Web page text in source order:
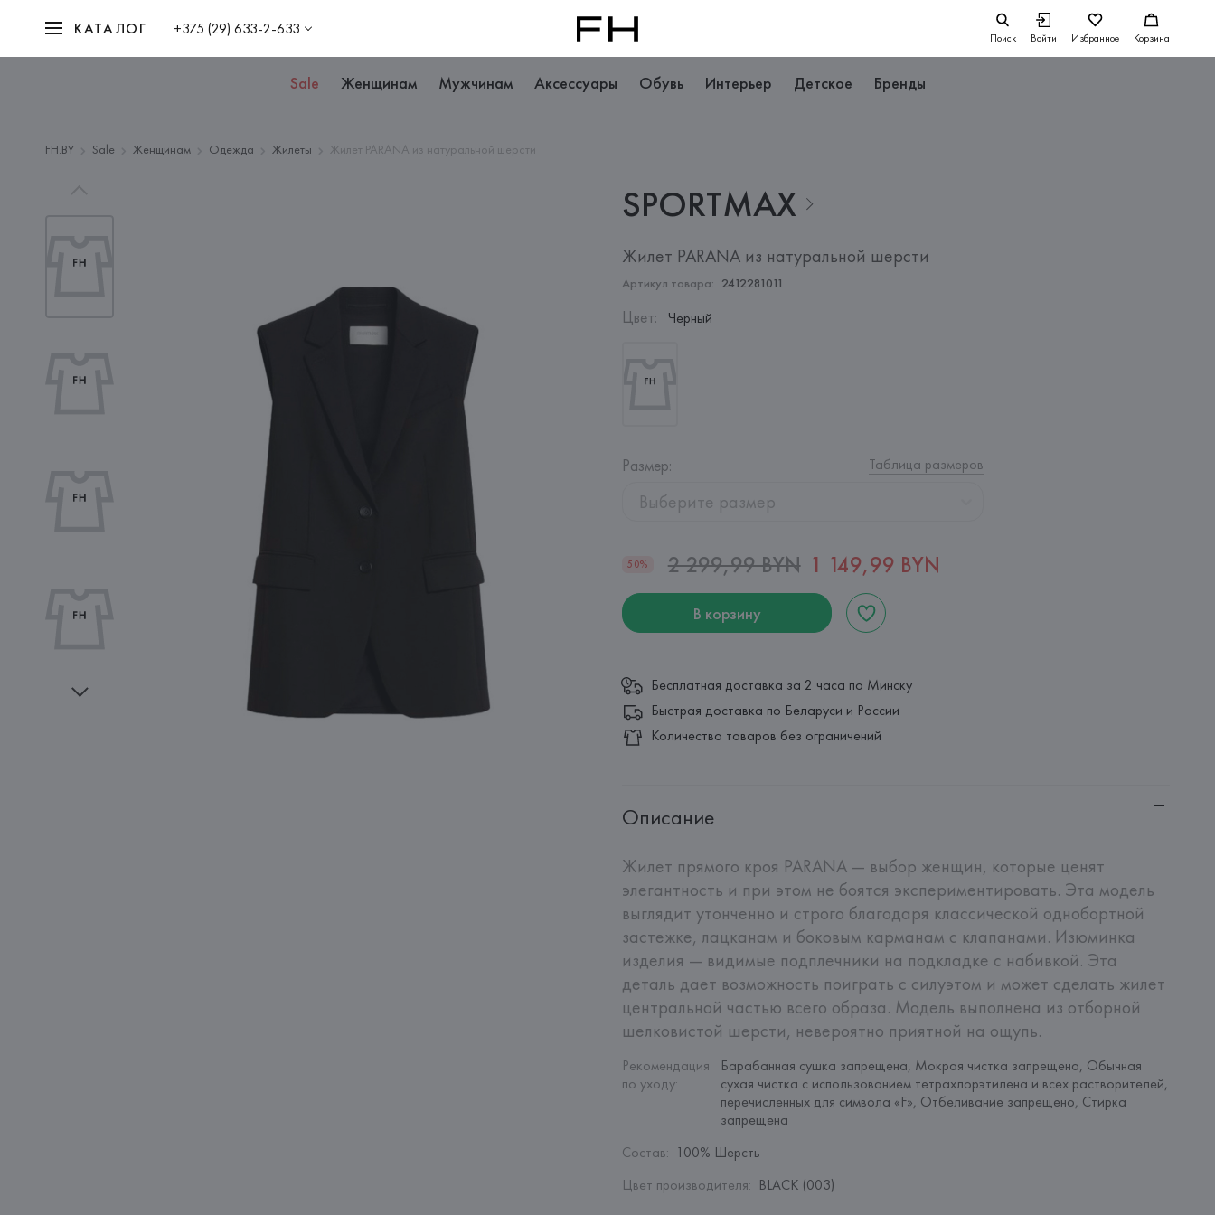
КАТАЛОГ +375 (29) 633-2-633 Поиск Войти Избранное Корзина
Sale Женщинам Мужчинам Аксессуары Обувь Интерьер Детское Бренды
FH.BY Sale Женщинам Одежда Жилеты Жилет PARANA из натуральной шерсти
SPORTMAX
Жилет PARANA из натуральной шерсти
Артикул товара: 2412281011
Цвет: Черный
Размер: Таблица размеров
Выберите размер
50% 2 299,99 BYN 1 149,99 BYN
В корзину
Бесплатная доставка за 2 часа по Минску
Быстрая доставка по Беларуси и России
Количество товаров без ограничений
Описание
Жилет прямого кроя PARANA — выбор женщин, которые ценят
элегантность и при этом не боятся экспериментировать. Эта модель
выглядит утонченно и строго благодаря классической однобортной
застежке, лацканам и боковым карманам с клапанами. Изюминка
изделия — видимые подплечники на подкладке с набивкой. Эта
деталь дает возможность поиграть с силуэтом и может сделать жилет
центральной частью всего образа. Модель выполнена из отборной
шелковистой шерсти, невероятно приятной на ощупь.
Рекомендация
по уходу:
Барабанная сушка запрещена, Мокрая чистка запрещена, Обычная
сухая чистка с использованием тетрахлорэтилена и всех растворителей,
перечисленных для символа «F», Отбеливание запрещено, Стирка
запрещена
Состав: 100% Шерсть
Цвет производителя: BLACK (003)